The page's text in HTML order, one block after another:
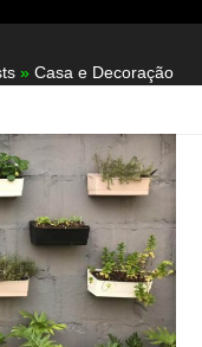
»Casa e Decoração